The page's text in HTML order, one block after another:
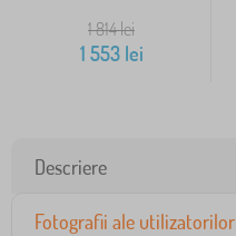
1 814lei
1 553lei
Descriere
Fotografii ale utilizatorilor